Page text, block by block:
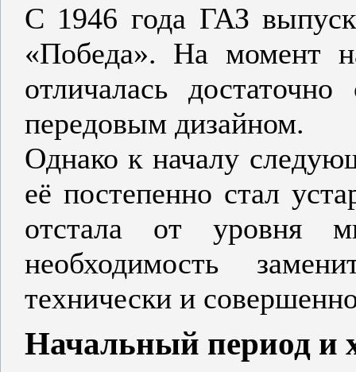
С 1946 года ГАЗ
«Победа». На момент
отличалась
передовым дизайном.
Однако к началу
её постепенно стал
отстала от уровня
необходимость
технически и
Начальный период и